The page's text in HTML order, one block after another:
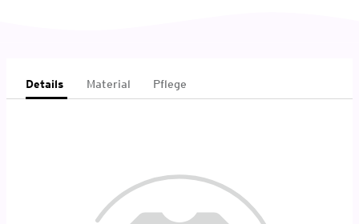
Details Material Pflege